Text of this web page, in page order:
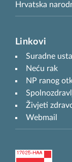
Hrvatska
Linkovi
Suradne
Neću rak
NP ranog
Živjeti
Webmail